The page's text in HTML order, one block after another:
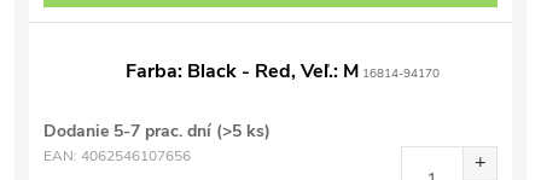
Farba: Black - Red, Veľ.: M 16814-94170
Dodanie 5-7 prac. dní (>5 ks)
EAN: 4062546107656